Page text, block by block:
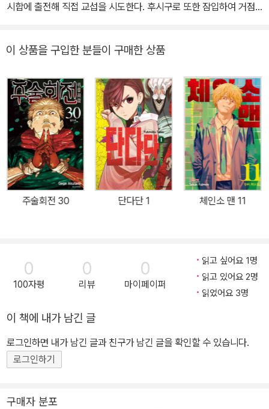
시합에 출전해 직접 교섭을 시도한다. 후시구로 또한 잠입하여 거점
이 상품을 구입한 분들이 구매한 상품
주술회전 30 단다단 1 체인소 맨 11
0
100자평
0
리뷰
0
마이페이퍼
읽고 싶어요 1명
읽고 있어요 2명
읽었어요 3명
이 책에 내가 남긴 글
로그인하면 내가 남긴 글과 친구가 남긴 글을 확인할 수 있습니다.
로그인하기
구매자 분포